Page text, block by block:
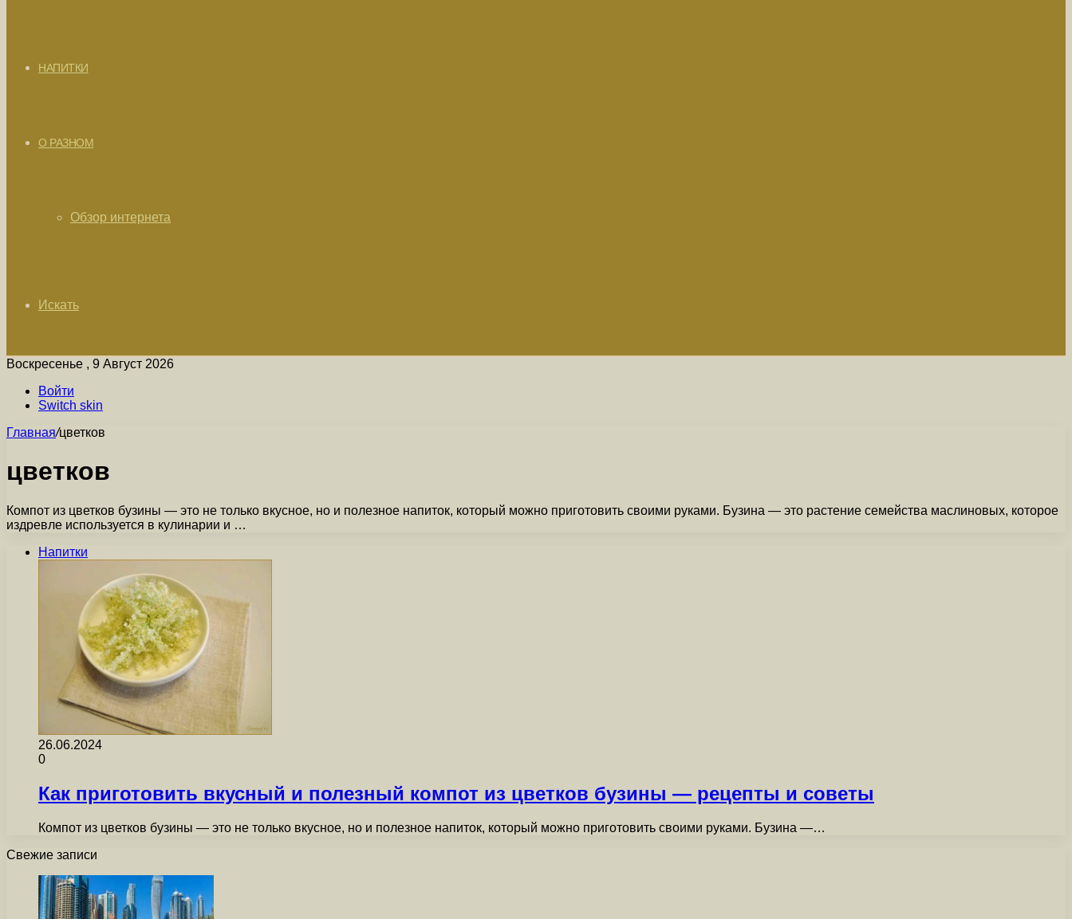
НАПИТКИ
О РАЗНОМ
Обзор интернета
Искать
Воскресенье , 9 Август 2026
Войти
Switch skin
Главная/цветков
цветков
Компот из цветков бузины — это не только вкусное, но и полезное напиток, который можно приготовить своими руками. Бузина — это растение семейства маслиновых, которое
издревле используется в кулинарии и …
Напитки
26.06.2024
0
Как приготовить вкусный и полезный компот из цветков бузины — рецепты и советы
Компот из цветков бузины — это не только вкусное, но и полезное напиток, который можно приготовить своими руками. Бузина —…
Свежие записи